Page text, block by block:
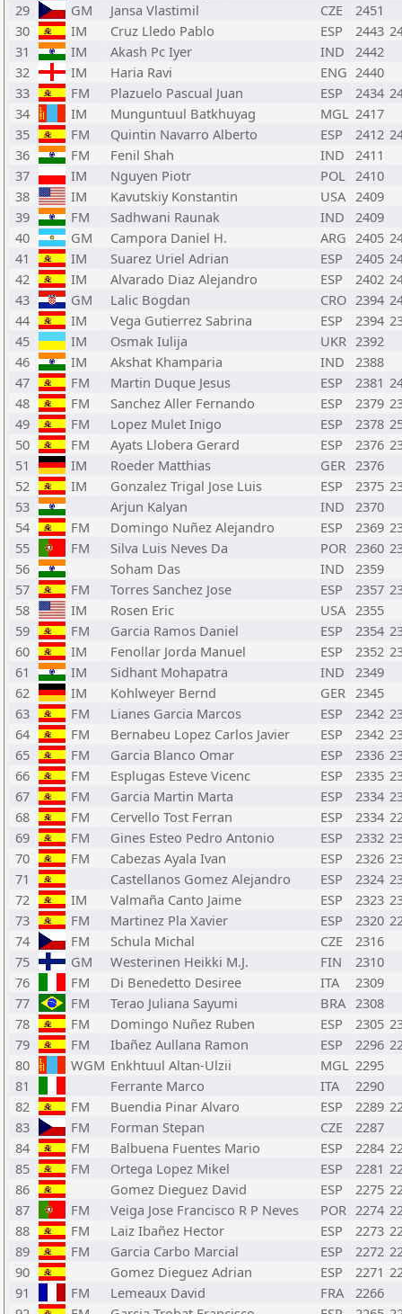
29
GM Jansa Vlastimil CZE
2451
30
IM Cruz Lledo Pablo ESP 2443
31
IM Akash Pc Iyer IND
2442
32
IM Haria Ravi ENG 2440
33
FM Plazuelo Pascual Juan ESP 2434
34
IM Munguntuul Batkhuyag MGL 2417
35
FM Quintin Navarro Alberto ESP 2412
36
FM Fenil Shah IND
2411
37
IM Nguyen Piotr POL 2410
38
IM Kavutskiy Konstantin USA 2409
39
FM Sadhwani Raunak IND
2409
40
GM Campora Daniel H. ARG 2405
41
IM Suarez Uriel Adrian ESP 2405
42
IM Alvarado Diaz Alejandro ESP 2402
43
GM Lalic Bogdan CRO 2394
44
IM Vega Gutierrez Sabrina ESP 2394
45
IM Osmak Iulija UKR 2392
46
IM Akshat Khamparia IND
2388
47
FM Martin Duque Jesus ESP 2381
48
FM Sanchez Aller Fernando ESP 2379
49
FM Lopez Mulet Inigo ESP 2378
50
FM Ayats Llobera Gerard ESP 2376
51
IM Roeder Matthias GER 2376
52
IM Gonzalez Trigal Jose Luis ESP 2375
53
Arjun Kalyan IND
2370
54
FM Domingo Nuñez Alejandro ESP 2369
55
FM Silva Luis Neves Da POR 2360
56
Soham Das IND
2359
57
FM Torres Sanchez Jose ESP 2357
58
IM Rosen Eric USA 2355
59
FM Garcia Ramos Daniel ESP 2354
60
IM Fenollar Jorda Manuel ESP 2352
61
IM Sidhant Mohapatra IND
2349
62
IM Kohlweyer Bernd GER 2345
63
FM Lianes Garcia Marcos ESP 2342
64
FM Bernabeu Lopez Carlos Javier ESP 2342
65
FM Garcia Blanco Omar ESP 2336
66
FM Esplugas Esteve Vicenc ESP 2335
67
FM Garcia Martin Marta ESP 2334
68
FM Cervello Tost Ferran ESP 2334
69
FM Gines Esteo Pedro Antonio ESP 2332
70
FM Cabezas Ayala Ivan ESP 2326
71
Castellanos Gomez Alejandro ESP 2324
72
IM Valmaña Canto Jaime ESP 2323
73
FM Martinez Pla Xavier ESP 2320
74
FM Schula Michal CZE
2316
75
GM Westerinen Heikki M.J. FIN
2310
76
FM Di Benedetto Desiree ITA
2309
77
FM Terao Juliana Sayumi BRA 2308
78
FM Domingo Nuñez Ruben ESP 2305
79
FM Ibañez Aullana Ramon ESP 2296
80
WGM Enkhtuul Altan-Ulzii MGL 2295
81
Ferrante Marco ITA
2290
82
FM Buendia Pinar Alvaro ESP 2289
83
FM Forman Stepan CZE
2287
84
FM Balbuena Fuentes Mario ESP 2284
85
FM Ortega Lopez Mikel ESP 2281
86
Gomez Dieguez David ESP 2275
87
FM Veiga Jose Francisco R P Neves POR 2274
88
FM Laiz Ibañez Hector ESP 2273
89
FM Garcia Carbo Marcial ESP 2272
90
Gomez Dieguez Adrian ESP 2271
91
FM Lemeaux David FRA
2266